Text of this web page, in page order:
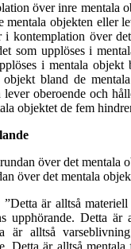
över inre mentala
mentala objekten eller
i kontemplation över
som upplöses i
i mentala
objekt bland de
oberoende och
objektet de fem
över det mentala
över det mentala
är alltså
upphörande. Detta
är alltså
Detta är alltså